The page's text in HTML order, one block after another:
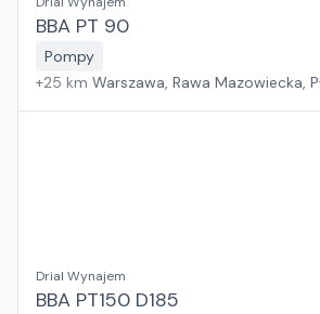
BBA PT 90
Pompy
+25 km Warszawa, Rawa Mazowiecka,
Drial Wynajem
BBA PT150 D185